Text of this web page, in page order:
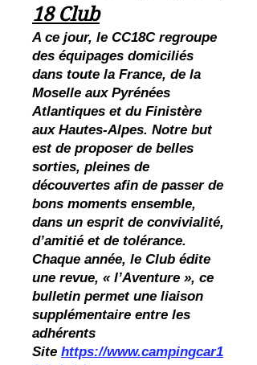
18 Club
A ce jour, le CC18C regroupe
des équipages domiciliés
dans toute la France, de la
Moselle aux Pyrénées
Atlantiques et du Finistère
aux Hautes-Alpes. Notre but
est de proposer de belles
sorties, pleines de
découvertes afin de passer de
bons moments ensemble,
dans un esprit de convivialité,
d’amitié et de tolérance.
Chaque année, le Club édite
une revue, « l’Aventure », ce
bulletin permet une liaison
supplémentaire entre les
adhérents
Site https://www.campingcar1